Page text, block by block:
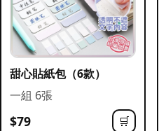
甜心貼紙包（6款）
一組 6張
$79 🛒